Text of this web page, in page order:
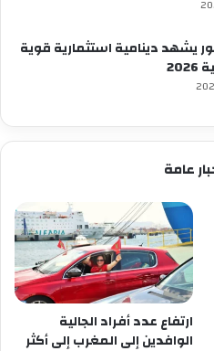
يشهد دينامية استثمارية قوية
عامة
ارتفاع عدد أفراد الجالية
الوافدين إلى المغرب إلى أكثر